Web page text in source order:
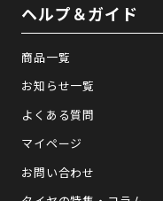
ヘルプ＆ガイド
商品一覧
お知らせ一覧
よくある質問
マイページ
お問い合わせ